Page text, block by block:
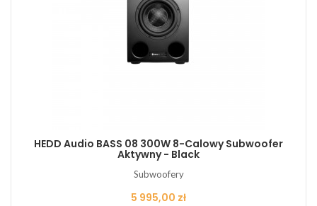
HEDD Audio BASS 08 300W 8-Calowy Subwoofer
Aktywny - Black
Subwoofery
Cena
5 995,00 zł